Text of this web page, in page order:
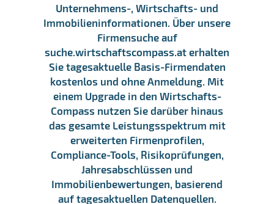
Unternehmens-, Wirtschafts- und
Immobilieninformationen. Über unsere
Firmensuche auf
suche.wirtschaftscompass.at erhalten
Sie tagesaktuelle Basis-Firmendaten
kostenlos und ohne Anmeldung. Mit
einem Upgrade in den Wirtschafts-
Compass nutzen Sie darüber hinaus
das gesamte Leistungsspektrum mit
erweiterten Firmenprofilen,
Compliance-Tools, Risikoprüfungen,
Jahresabschlüssen und
Immobilienbewertungen, basierend
auf tagesaktuellen Datenquellen.